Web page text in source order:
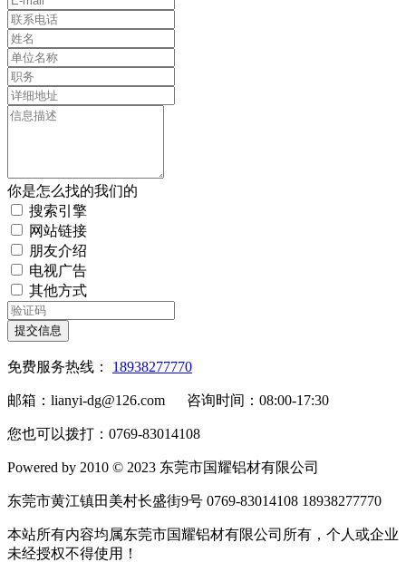
你是怎么找的我们的
搜索引擎
网站链接
朋友介绍
电视广告
其他方式
提交信息
免费服务热线： 18938277770
邮箱：lianyi-dg@126.com 咨询时间：08:00-17:30
您也可以拨打：0769-83014108
Powered by 2010 © 2023 东莞市国耀铝材有限公司
东莞市黄江镇田美村长盛街9号 0769-83014108 18938277770
本站所有内容均属东莞市国耀铝材有限公司所有，个人或企业
未经授权不得使用！